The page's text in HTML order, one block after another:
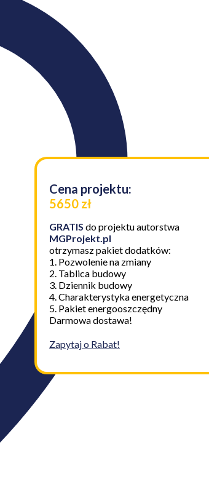
Cena projektu:
5650 zł
GRATIS do projektu autorstwa
MGProjekt.pl
otrzymasz pakiet dodatków:
1. Pozwolenie na zmiany
2. Tablica budowy
3. Dziennik budowy
4. Charakterystyka energetyczna
5. Pakiet energooszczędny
Darmowa dostawa!
Zapytaj o Rabat!